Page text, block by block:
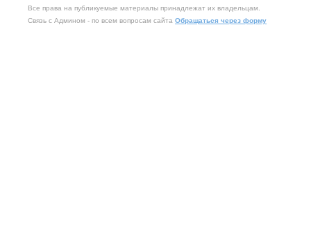
Все права на публикуемые материалы принадлежат их владельцам.
Связь с Админом - по всем вопросам сайта Обращаться через форму